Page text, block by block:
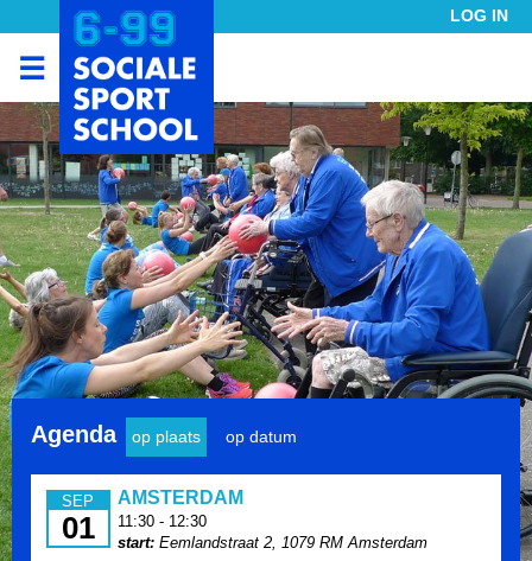
☰
LOG IN
Agenda op plaats op datum
SEP
01
AMSTERDAM
11:30 - 12:30
start:Eemlandstraat 2, 1079 RM Amsterdam